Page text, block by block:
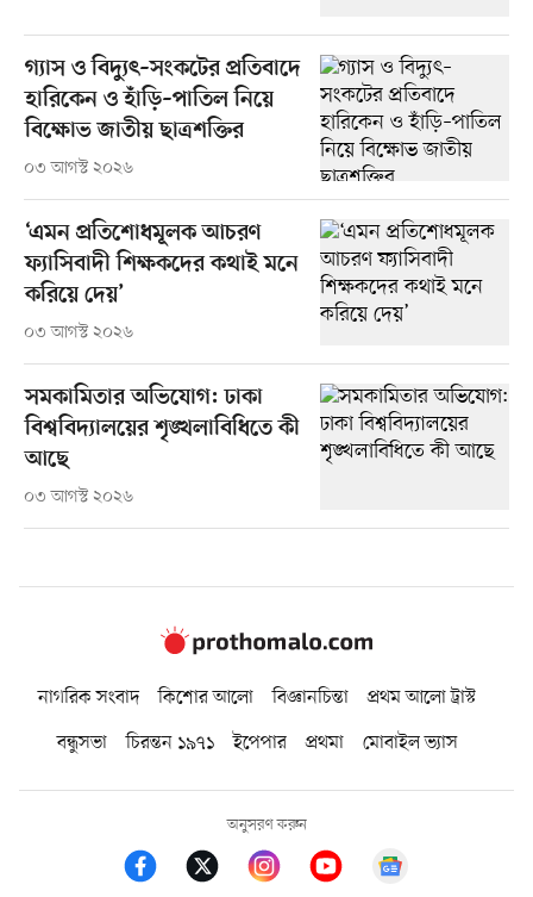
গ্যাস ও বিদ্যুৎ–সংকটের প্রতিবাদে
হারিকেন ও হাঁড়ি–পাতিল নিয়ে
বিক্ষোভ জাতীয় ছাত্রশক্তির
০৩ আগস্ট ২০২৬
‘এমন প্রতিশোধমূলক আচরণ
ফ্যাসিবাদী শিক্ষকদের কথাই মনে
করিয়ে দেয়’
০৩ আগস্ট ২০২৬
সমকামিতার অভিযোগ: ঢাকা
বিশ্ববিদ্যালয়ের শৃঙ্খলাবিধিতে কী
আছে
০৩ আগস্ট ২০২৬
নাগরিক সংবাদ কিশোর আলো বিজ্ঞানচিন্তা
প্রথম আলো ট্রাস্ট
বন্ধুসভা
চিরন্তন ১৯৭১ ইপেপার প্রথমা মোবাইল ভ্যাস
অনুসরণ করুন